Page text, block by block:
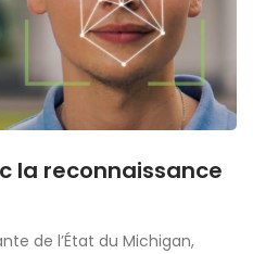
la reconnaissance
de l’État du Michigan,